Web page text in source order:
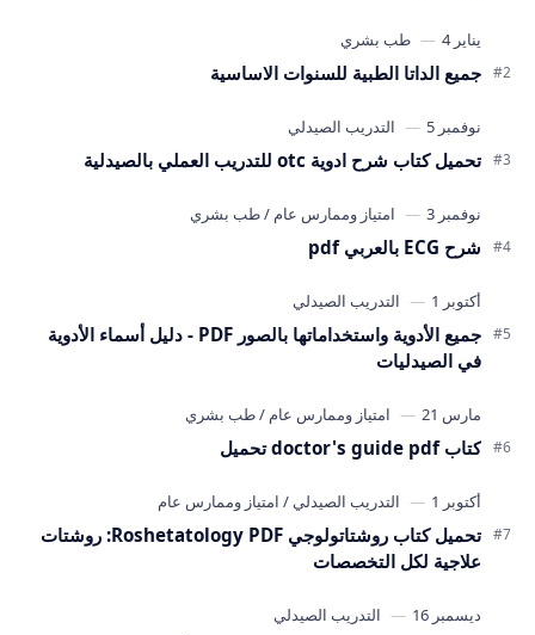
جميع الداتا الطبية للسنوات الاساسية
تحميل كتاب شرح ادوية otc للتدريب العملي بالصيدلية
شرح ECG بالعربي pdf
جميع الأدوية واستخداماتها بالصور PDF - دليل أسماء الأدوية
في الصيدليات
كتاب doctor's guide pdf تحميل
تحميل كتاب روشتاتولوجي Roshetatology PDF: روشتات
علاجية لكل التخصصات